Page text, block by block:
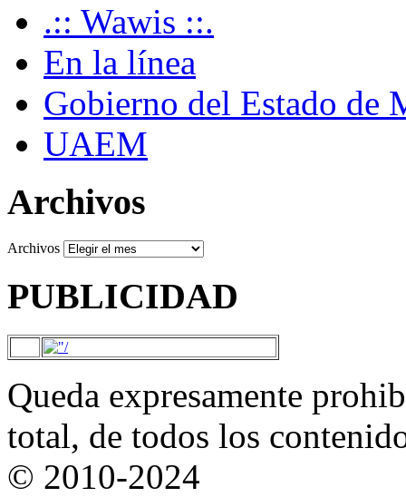
.:: Wawis ::.
En la línea
Gobierno del Estado de
UAEM
Archivos
Archivos
PUBLICIDAD
Queda expresamente
total, de todos los
© 2010-2024